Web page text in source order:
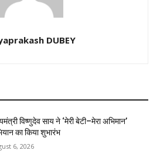
DUBEY
विष्णुदेव साय ने ‘मेरी बेटी–मेरा अभिमान’
का किया शुभारंभ
6, 2026